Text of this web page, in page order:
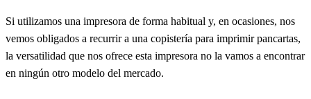
Si utilizamos una impresora de forma habitual y, en ocasiones, nos
vemos obligados a recurrir a una copistería para imprimir pancartas,
la versatilidad que nos ofrece esta impresora no la vamos a encontrar
en ningún otro modelo del mercado.